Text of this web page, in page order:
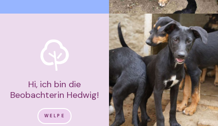
Hi, ich bin die
Beobachterin Hedwig!
WELPE